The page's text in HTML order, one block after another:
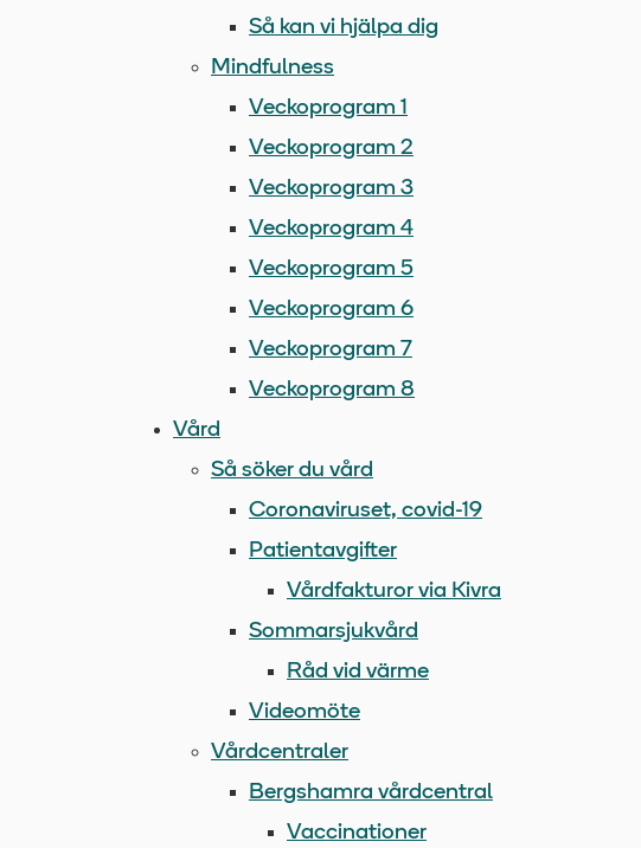
Så kan vi hjälpa dig
Mindfulness
Veckoprogram 1
Veckoprogram 2
Veckoprogram 3
Veckoprogram 4
Veckoprogram 5
Veckoprogram 6
Veckoprogram 7
Veckoprogram 8
Vård
Så söker du vård
Coronaviruset, covid-19
Patientavgifter
Vårdfakturor via Kivra
Sommarsjukvård
Råd vid värme
Videomöte
Vårdcentraler
Bergshamra vårdcentral
Vaccinationer